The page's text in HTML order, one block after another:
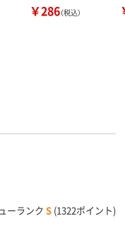
￥286（税込）
ーランク S (1322ポイント)